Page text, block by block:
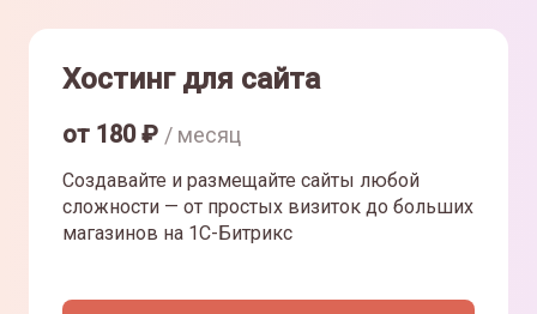
Хостинг для сайта
от 180₽ / месяц
Создавайте и размещайте сайты любой
сложности — от простых визиток до больших
магазинов на 1С-Битрикс